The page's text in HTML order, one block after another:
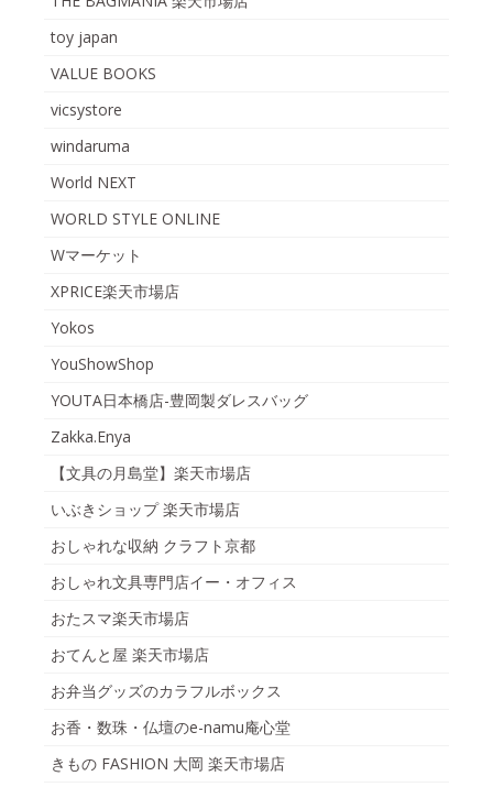
toy japan
VALUE BOOKS
vicsystore
windaruma
World NEXT
WORLD STYLE ONLINE
Wマーケット
XPRICE楽天市場店
Yokos
YouShowShop
YOUTA日本橋店-豊岡製ダレスバッグ
Zakka.Enya
【文具の月島堂】楽天市場店
いぶきショップ 楽天市場店
おしゃれな収納 クラフト京都
おしゃれ文具専門店イー・オフィス
おたスマ楽天市場店
おてんと屋 楽天市場店
お弁当グッズのカラフルボックス
お香・数珠・仏壇のe-namu庵心堂
きもの FASHION 大岡 楽天市場店